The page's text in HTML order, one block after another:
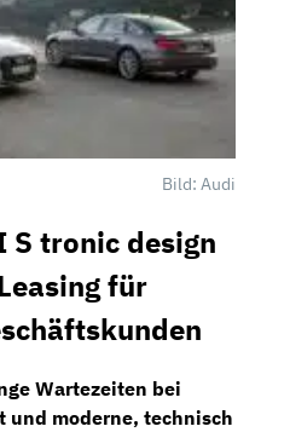
Bild: Audi
S tronic design
für
Wartezeiten bei
und moderne, technisch